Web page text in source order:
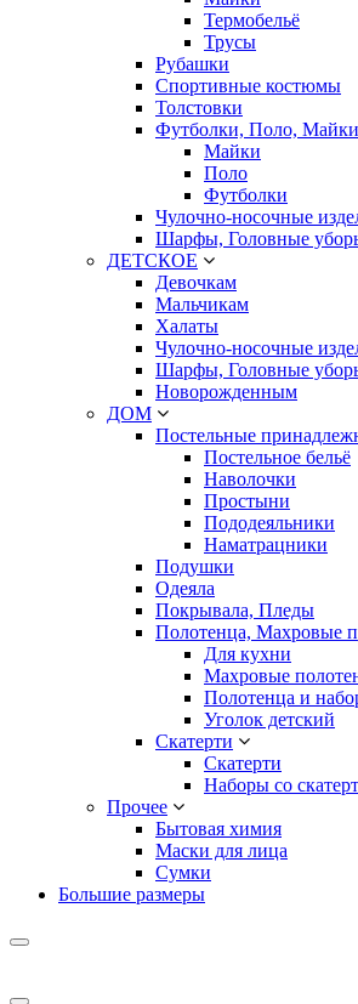
Термобельё
Трусы
Рубашки
Спортивные костюмы
Толстовки
Футболки, Поло, Майки
Майки
Поло
Футболки
Чулочно-носочные
Шарфы, Головные
ДЕТСКОЕ
Девочкам
Мальчикам
Халаты
Чулочно-носочные
Шарфы, Головные
Новорожденным
ДОМ
Постельные
Постельное бельё
Наволочки
Простыни
Пододеяльники
Наматрацники
Подушки
Одеяла
Покрывала, Пледы
Полотенца, Махровые
Для кухни
Махровые
Полотенца и
Уголок детский
Скатерти
Скатерти
Наборы со
Прочее
Бытовая химия
Маски для лица
Сумки
Большие размеры